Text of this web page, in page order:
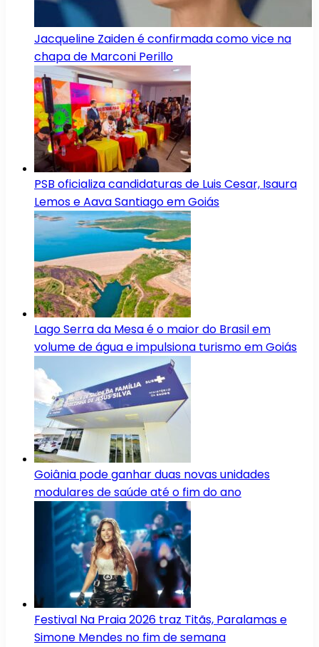
Jacqueline Zaiden é confirmada como vice na
chapa de Marconi Perillo
PSB oficializa candidaturas de Luis Cesar, Isaura
Lemos e Aava Santiago em Goiás
Lago Serra da Mesa é o maior do Brasil em
volume de água e impulsiona turismo em Goiás
Goiânia pode ganhar duas novas unidades
modulares de saúde até o fim do ano
Festival Na Praia 2026 traz Titãs, Paralamas e
Simone Mendes no fim de semana